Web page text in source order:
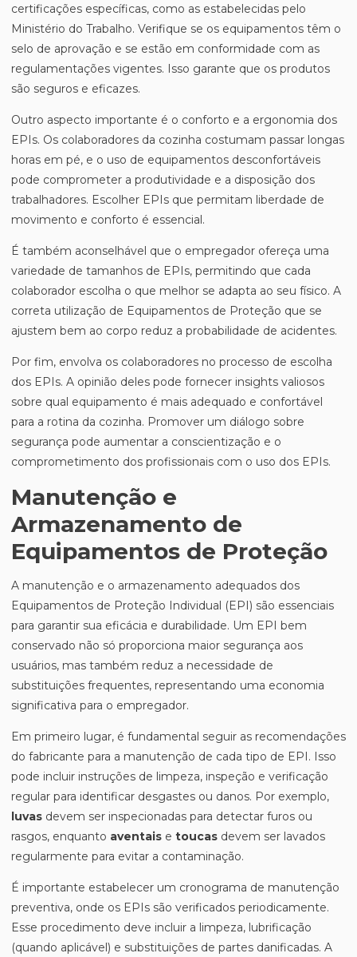
certificações específicas, como as estabelecidas pelo
Ministério do Trabalho. Verifique se os equipamentos têm o
selo de aprovação e se estão em conformidade com as
regulamentações vigentes. Isso garante que os produtos
são seguros e eficazes.
Outro aspecto importante é o conforto e a ergonomia dos
EPIs. Os colaboradores da cozinha costumam passar longas
horas em pé, e o uso de equipamentos desconfortáveis
pode comprometer a produtividade e a disposição dos
trabalhadores. Escolher EPIs que permitam liberdade de
movimento e conforto é essencial.
É também aconselhável que o empregador ofereça uma
variedade de tamanhos de EPIs, permitindo que cada
colaborador escolha o que melhor se adapta ao seu físico. A
correta utilização de Equipamentos de Proteção que se
ajustem bem ao corpo reduz a probabilidade de acidentes.
Por fim, envolva os colaboradores no processo de escolha
dos EPIs. A opinião deles pode fornecer insights valiosos
sobre qual equipamento é mais adequado e confortável
para a rotina da cozinha. Promover um diálogo sobre
segurança pode aumentar a conscientização e o
comprometimento dos profissionais com o uso dos EPIs.
Manutenção e
Armazenamento de
Equipamentos de Proteção
A manutenção e o armazenamento adequados dos
Equipamentos de Proteção Individual (EPI) são essenciais
para garantir sua eficácia e durabilidade. Um EPI bem
conservado não só proporciona maior segurança aos
usuários, mas também reduz a necessidade de
substituições frequentes, representando uma economia
significativa para o empregador.
Em primeiro lugar, é fundamental seguir as recomendações
do fabricante para a manutenção de cada tipo de EPI. Isso
pode incluir instruções de limpeza, inspeção e verificação
regular para identificar desgastes ou danos. Por exemplo,
luvas devem ser inspecionadas para detectar furos ou
rasgos, enquanto aventais e toucas devem ser lavados
regularmente para evitar a contaminação.
É importante estabelecer um cronograma de manutenção
preventiva, onde os EPIs são verificados periodicamente.
Esse procedimento deve incluir a limpeza, lubrificação
(quando aplicável) e substituições de partes danificadas. A